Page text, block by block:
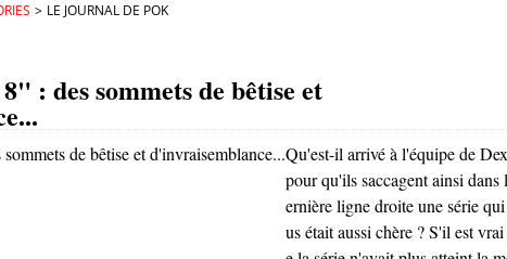
> LE JOURNAL DE POK
: des sommets de bêtise et
Qu'est-il arrivé à l'équipe de
pour qu'ils saccagent ainsi dans
ernière ligne droite une série
us était aussi chère ? S'il est